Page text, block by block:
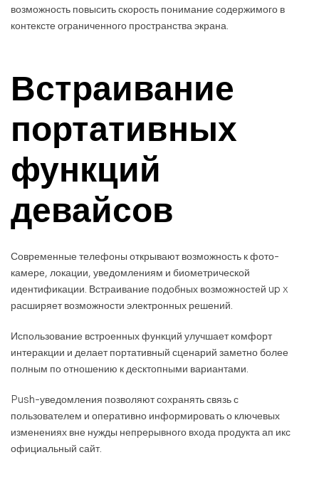
возможность повысить скорость понимание содержимого в
контексте ограниченного пространства экрана.
Встраивание
портативных
функций
девайсов
Современные телефоны открывают возможность к фото-
камере, локации, уведомлениям и биометрической
идентификации. Встраивание подобных возможностей up x
расширяет возможности электронных решений.
Использование встроенных функций улучшает комфорт
интеракции и делает портативный сценарий заметно более
полным по отношению к десктопными вариантами.
Push-уведомления позволяют сохранять связь с
пользователем и оперативно информировать о ключевых
изменениях вне нужды непрерывного входа продукта ап икс
официальный сайт.